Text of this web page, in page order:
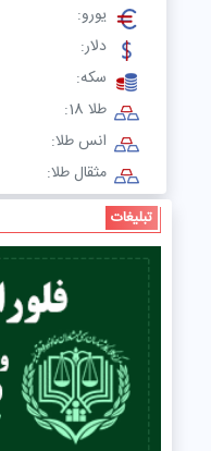
یورو:
دلار:
سکه:
طلا 18:
انس طلا:
مثقال طلا:
تبلیغات